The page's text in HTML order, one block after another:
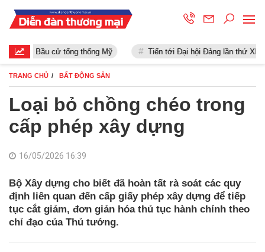
Bầu cử tổng thống Mỹ Tiến tới Đại hội Đảng lần thứ XIII
TRANG CHỦ BẤT ĐỘNG SẢN
Loại bỏ chồng chéo trong
cấp phép xây dựng
16/05/2026 16:39
Bộ Xây dựng cho biết đã hoàn tất rà soát các quy
định liên quan đến cấp giấy phép xây dựng để tiếp
tục cắt giảm, đơn giản hóa thủ tục hành chính theo
chỉ đạo của Thủ tướng.